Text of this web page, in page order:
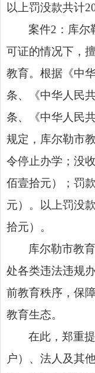
以上罚没款共计
案件2：库
可证的情况下，
教育。根据《中
条、《中华人民
条、《中华人民
规定，库尔勒市
令停止办学；没
佰壹拾元）；罚
元）。以上罚没
拾元）。
库尔勒市教
处各类违法违规
前教育秩序，保
教育生态。
在此，郑重
户）、法人及其